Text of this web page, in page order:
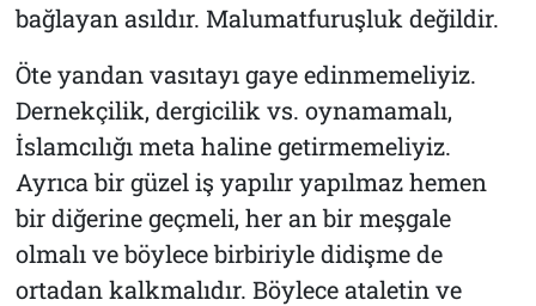
bağlayan asıldır. Malumatfuruşluk değildir.
Öte yandan vasıtayı gaye edinmemeliyiz.
Dernekçilik, dergicilik vs. oynamamalı,
İslamcılığı meta haline getirmemeliyiz.
Ayrıca bir güzel iş yapılır yapılmaz hemen
bir diğerine geçmeli, her an bir meşgale
olmalı ve böylece birbiriyle didişme de
ortadan kalkmalıdır. Böylece ataletin ve